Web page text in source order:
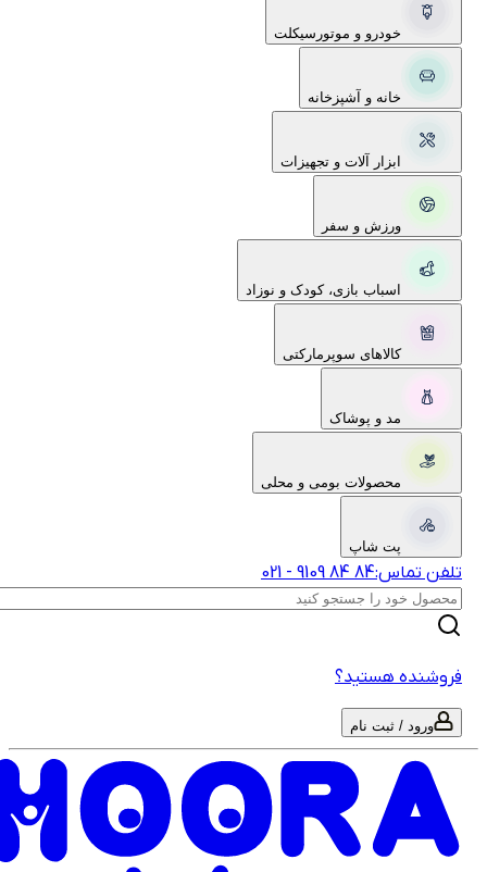
خودرو و موتورسیکلت
خانه و آشپزخانه
ابزار آلات و تجهیزات
ورزش و سفر
اسباب بازی، کودک و نوزاد
کالاهای سوپرمارکتی
مد و پوشاک
محصولات بومی و محلی
پت شاپ
تماس: 021-‎9109‎ ‎84‎ ‎84‎
هستید؟
ورود / ثبت نام